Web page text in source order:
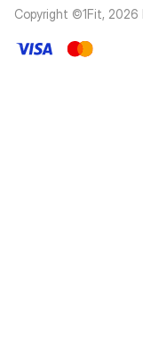
Copyright ©1Fit, 2026